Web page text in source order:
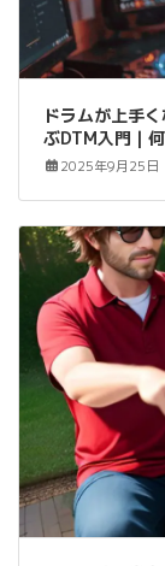
ドラムが上手
ぶDTM入門｜
2025年9月25日